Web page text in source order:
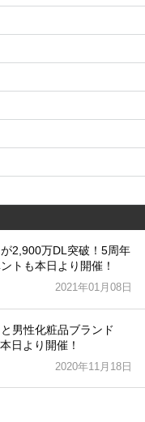
が2,900万DL突破！5周年
トも本日より開催！
2021年01月08日
男性化粧品ブランド
日より開催！
2020年11月18日